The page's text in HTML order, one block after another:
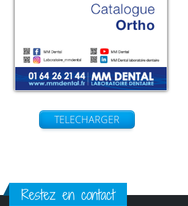
TELECHARGER
Restez en contact